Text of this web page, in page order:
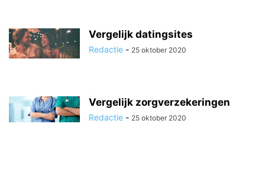
Vergelijk datingsites
Redactie - 25 oktober 2020
Vergelijk zorgverzekeringen
Redactie - 25 oktober 2020